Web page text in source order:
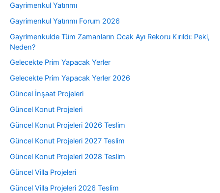
Gayrimenkul Yatırımı
Gayrimenkul Yatırımı Forum 2026
Gayrimenkulde Tüm Zamanların Ocak Ayı Rekoru Kırıldı: Peki,
Neden?
Gelecekte Prim Yapacak Yerler
Gelecekte Prim Yapacak Yerler 2026
Güncel İnşaat Projeleri
Güncel Konut Projeleri
Güncel Konut Projeleri 2026 Teslim
Güncel Konut Projeleri 2027 Teslim
Güncel Konut Projeleri 2028 Teslim
Güncel Villa Projeleri
Güncel Villa Projeleri 2026 Teslim